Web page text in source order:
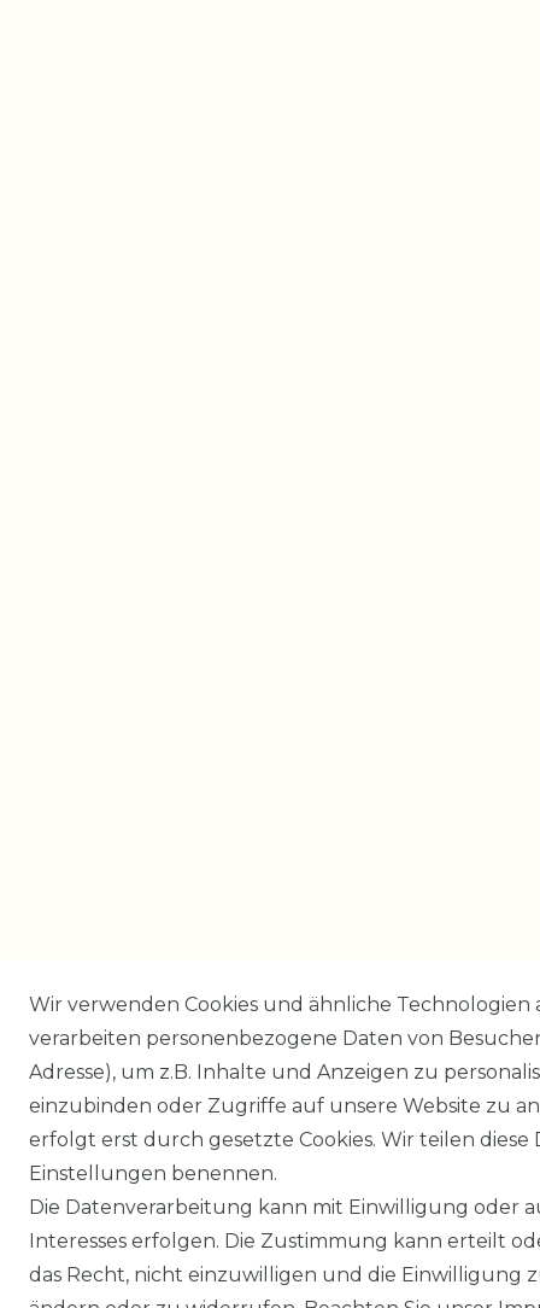
Wir verwenden Cookies und ähnliche
verarbeiten personenbezogene Daten von
Adresse), um z.B. Inhalte und Anzeigen zu
einzubinden oder Zugriffe auf unsere Website zu
erfolgt erst durch gesetzte Cookies. Wir teilen
Einstellungen benennen.
Die Datenverarbeitung kann mit Einwilligung oder
Interesses erfolgen. Die Zustimmung kann erteilt
das Recht, nicht einzuwilligen und die Einwilligung